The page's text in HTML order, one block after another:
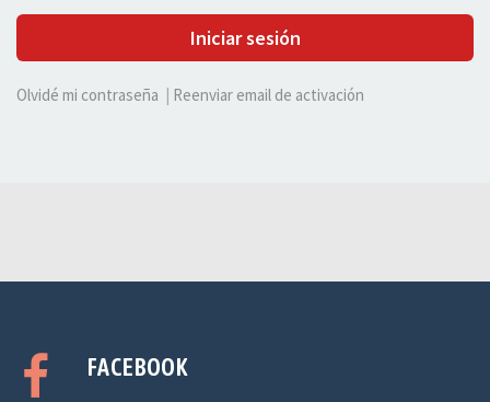
Iniciar sesión
Olvidé mi contraseña Reenviar email de activación
FACEBOOK